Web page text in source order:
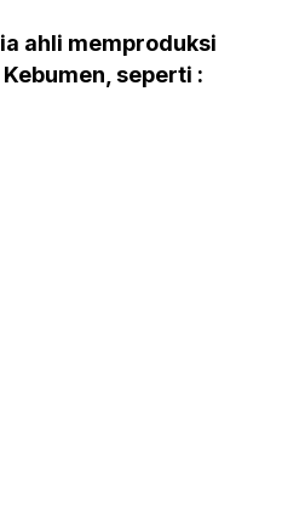
ahli memproduksi
seperti :